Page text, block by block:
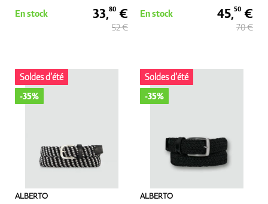
Sacs
Chariots De Golf
GPS Et Télémètres
Accessoires
En stock 33,80 €
52 €
En stock 45,50 €
70 €
ALBERTO
Soldes d’été
-35%
ALBERTO
Soldes d’été
-35%